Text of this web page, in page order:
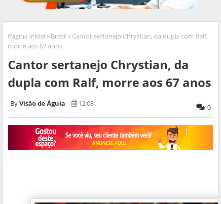
Página inicial Brasil
Cantor sertanejo Chrystian, da dupla com Ralf,
morre aos 67 anos
Cantor sertanejo Chrystian, da
dupla com Ralf, morre aos 67 anos
Visão de Águia 12:03 0